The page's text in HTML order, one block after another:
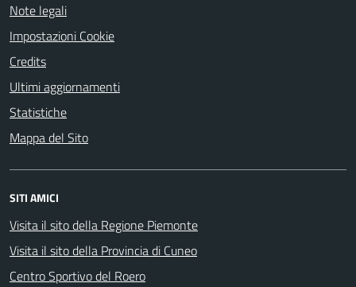
Note legali
Impostazioni Cookie
Credits
Ultimi aggiornamenti
Statistiche
Mappa del Sito
SITI AMICI
Visita il sito della Regione Piemonte
Visita il sito della Provincia di Cuneo
Centro Sportivo del Roero